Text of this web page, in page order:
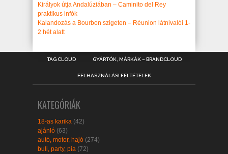
Királyok útja Andalúziában – Caminito del Rey
praktikus infók
Kalandozás a Bourbon szigeten – Réunion látnivalói 1-
2 hét alatt
TAG CLOUD GYÁRTÓK, MÁRKÁK – BRANDCLOUD
FELHASZNÁLÁSI FELTÉTELEK
KATEGÓRIÁK
18-as karika (42)
ajánló (63)
autó, motor, hajó (274)
buli, party, pia (72)